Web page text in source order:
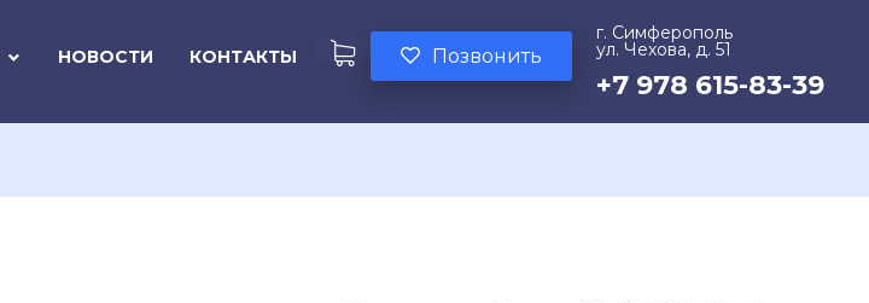
г. Симферополь
ул. Чехова, д. 51
+7 978 615-83-39
Позвонить
НОВОСТИ КОНТАКТЫ